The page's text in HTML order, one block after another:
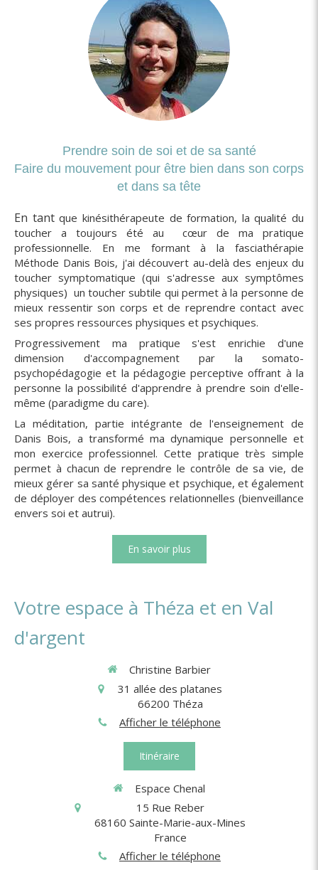
Prendre soin de soi et de sa santé
Faire du mouvement pour être bien dans son corps
et dans sa tête
En tantque kinésithérapeute de formation, la qualité du
toucher a toujours été au cœur de ma pratique
professionnelle. En me formant à la fasciathérapie
Méthode Danis Bois, j'ai découvert au-delà des enjeux du
toucher symptomatique (qui s'adresse aux symptômes
physiques) un toucher subtile qui permet à la personne de
mieux ressentir son corps et de reprendre contact avec
ses propres ressources physiques et psychiques.
Progressivement ma pratique s'est enrichie d'une
dimension d'accompagnement par la somato-
psychopédagogie et la pédagogie perceptive offrant à la
personne la possibilité d'apprendre à prendre soin d'elle-
même (paradigme du care).
La méditation, partie intégrante de l'enseignement de
Danis Bois, a transformé ma dynamique personnelle et
mon exercice professionnel. Cette pratique très simple
permet à chacun de reprendre le contrôle de sa vie, de
mieux gérer sa santé physique et psychique, et également
de déployer des compétences relationnelles (bienveillance
envers soi et autrui).
En savoir plus
Votre espace à Théza et en Val
d'argent
Christine Barbier
31 allée des platanes
66200 Théza
Afficher le téléphone
Itinéraire
Espace Chenal
15 Rue Reber
68160 Sainte-Marie-aux-Mines
France
Afficher le téléphone